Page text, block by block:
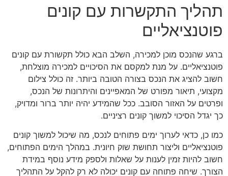
תהליך התקשרות עם קונים
פוטנציאליים
ברגע שהנכס מוכן למכירה, השלב הבא כולל תקשורת עם קונים
פוטנציאליים. על מנת למקסם את הסיכויים למכירה מוצלחת,
חשוב להציג את הנכס בצורה הטובה ביותר. זה כולל צילום
מקצועי, תיאור מפורט של המאפיינים והיתרונות של הנכס,
ופרטים על האזור הסובב. ככל שהמידע יהיה יותר ברור ומדויק,
כך יגדל הסיכוי למשוך קונים רציניים.
כמו כן, כדאי לערוך ימים פתוחים לנכס, מה שיכול למשוך קונים
פוטנציאליים וליצור תחושת שוק חיונית. במהלך הימים הפתוחים,
חשוב להיות זמין לענות על שאלות ולספק מידע נוסף במידת
הצורך. שיחה פתוחה עם קונים יכולה לא רק להקל על התהליך